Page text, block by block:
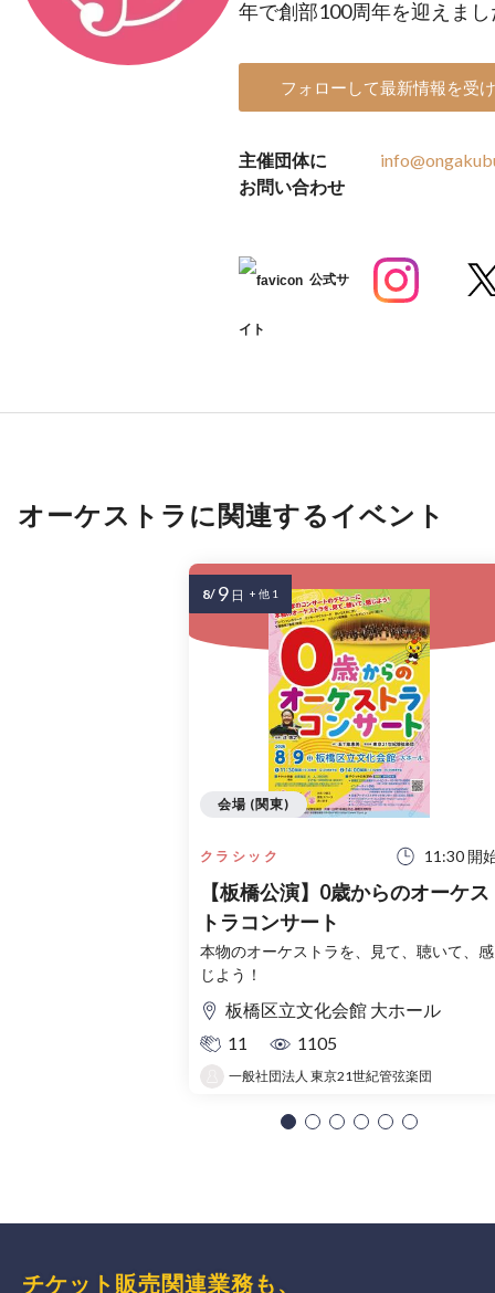
年で創部100周年を迎えま
フォローして最新情報を受
主催団体に
お問い合わせ
公式サ
イト
オーケストラに関連するイベント
クラシック 11:30 開
【板橋公演】0歳からのオーケス
トラコンサート
本物のオーケストラを、見て、聴いて、感
じよう！
板橋区立文化会館 大ホール
11
1105
一般社団法人 東京21世紀管弦楽団
会場 (関東)
8/ 9 日 + 他 1
チケット販売関連業務も、